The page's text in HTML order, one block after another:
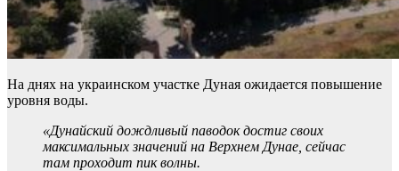
На днях на украинском участке Дуная ожидается повышение
уровня воды.
«Дунайский дождливый паводок достиг своих
максимальных значений на Верхнем Дунае, сейчас
там проходит пик волны.